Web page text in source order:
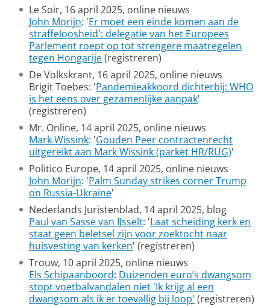
Le Soir, 16 april 2025, online nieuws
John Morijn: 'Er moet een einde komen aan de
straffeloosheid': delegatie van het Europees
Parlement roept op tot strengere maatregelen
tegen Hongarije(registreren)
De Volkskrant, 16 april 2025, online nieuws
Brigit Toebes: 'Pandemieakkoord dichterbij: WHO
is het eens over gezamenlijke aanpak'
(registreren)
Mr. Online, 14 april 2025, online nieuws
Mark Wissink: 'Gouden Peer contractenrecht
uitgereikt aan Mark Wissink (parket HR/RUG)'
Politico Europe, 14 april 2025, online nieuws
John Morijn: 'Palm Sunday strikes corner Trump
on Russia-Ukraine'
Nederlands Juristenblad, 14 april 2025, blog
Paul van Sasse van IJsselt: 'Laat scheiding kerk en
staat geen beletsel zijn voor zoektocht naar
huisvesting van kerken' (registreren)
Trouw, 10 april 2025, online nieuws
Els Schipaanboord: Duizenden euro’s dwangsom
stopt voetbalvandalen niet 'Ik krijg al een
dwangsom als ik er toevallig bij loop' (registreren)